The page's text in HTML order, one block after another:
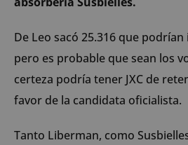
De Leo sacó 25.316 que
pero es probable que sean los
certeza podría tener JXC de
favor de la candidata oficialista.
Tanto Liberman, como